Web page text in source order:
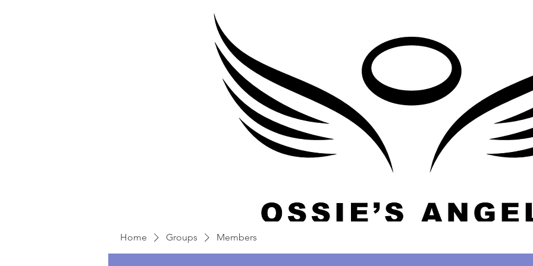
Home Groups Members